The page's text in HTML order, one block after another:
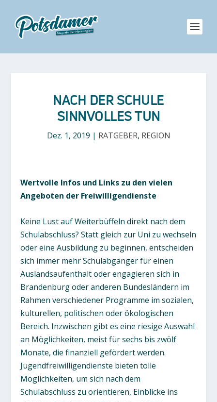
NACH DER SCHULE
SINNVOLLES TUN
Dez. 1, 2019 | RATGEBER, REGION
Wertvolle Infos und Links zu den vielen
Angeboten der Freiwilligendienste
Keine Lust auf Weiterbüffeln direkt nach dem
Schulabschluss? Statt gleich zur Uni zu wechseln
oder eine Ausbildung zu beginnen, entscheiden
sich immer mehr Schulabgänger für einen
Auslandsaufenthalt oder engagieren sich in
Brandenburg oder anderen Bundesländern im
Rahmen verschiedener Programme im sozialen,
kulturellen, politischen oder ökologischen
Bereich. Inzwischen gibt es eine riesige Auswahl
an Möglichkeiten, meist für sechs bis zwölf
Monate, die finanziell gefördert werden.
Jugendfreiwilligendienste bieten tolle
Möglichkeiten, um sich nach dem
Schulabschluss zu orientieren, Einblicke ins